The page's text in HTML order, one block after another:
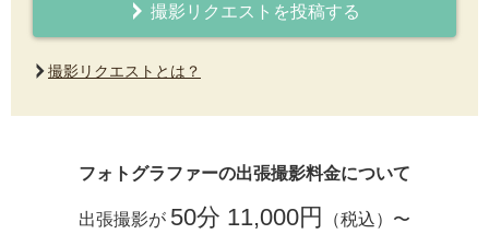
撮影リクエストを投稿する
撮影リクエストとは？
フォトグラファーの出張撮影料金について
出張撮影が 50分 11,000円
（税込）〜